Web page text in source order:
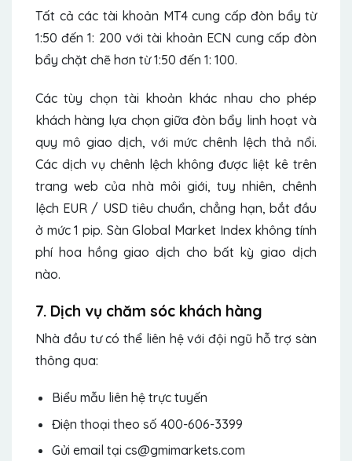
Tất cả các tài khoản MT4 cung cấp đòn bẩy từ
1:50 đến 1: 200 với tài khoản ECN cung cấp đòn
bẩy chặt chẽ hơn từ 1:50 đến 1: 100.
Các tùy chọn tài khoản khác nhau cho phép
khách hàng lựa chọn giữa đòn bẩy linh hoạt và
quy mô giao dịch, với mức chênh lệch thả nổi.
Các dịch vụ chênh lệch không được liệt kê trên
trang web của nhà môi giới, tuy nhiên, chênh
lệch EUR / USD tiêu chuẩn, chẳng hạn, bắt đầu
ở mức 1 pip. Sàn Global Market Index không tính
phí hoa hồng giao dịch cho bất kỳ giao dịch
nào.
7. Dịch vụ chăm sóc khách hàng
Nhà đầu tư có thể liên hệ với đội ngũ hỗ trợ sàn
thông qua:
Biểu mẫu liên hệ trực tuyến
Điện thoại theo số 400-606-3399
Gửi email tại cs@gmimarkets.com